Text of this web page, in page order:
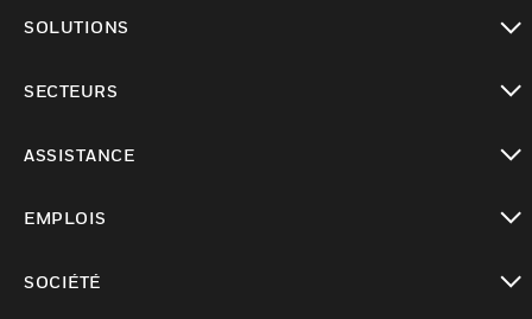
SOLUTIONS
SECTEURS
ASSISTANCE
EMPLOIS
SOCIÉTÉ